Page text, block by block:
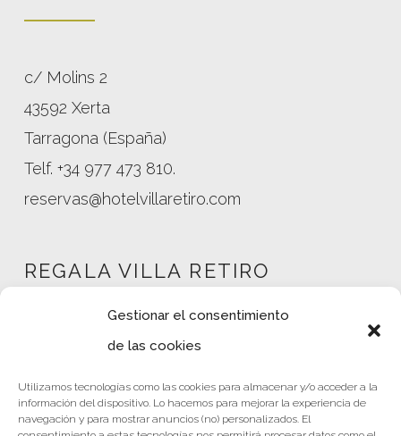
Gestionar el consentimiento
de las cookies
Utilizamos tecnologías como las cookies para almacenar y/o acceder a la
información del dispositivo. Lo hacemos para mejorar la experiencia de
navegación y para mostrar anuncios (no) personalizados. El
c/ Molins 2
43592 Xerta
Tarragona (España)
Telf. +34 977 473 810.
reservas@hotelvillaretiro.com
REGALA VILLA RETIRO
Tienda
Política de privacidad